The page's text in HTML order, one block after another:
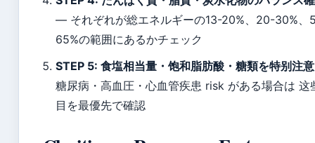
— それぞれが総エネルギーの13-20%、20-30%、
65%の範囲にあるかチェック
STEP 5: 食塩相当量・饱和脂肪酸・糖類を特别注意
糖尿病・高血圧・心血管疾患 risk がある場合は 这
目を最優先で確認